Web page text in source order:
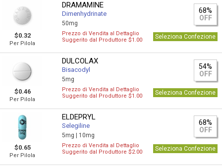
$0.32
Per Pilola
DRAMAMINE
Dimenhydrinate
50mg
68%
OFF
Prezzo di Vendita al Dettaglio
Suggerito dal Produttore $1.00
Seleziona Confezione
$0.46
Per Pilola
DULCOLAX
Bisacodyl
5mg
54%
OFF
Prezzo di Vendita al Dettaglio
Suggerito dal Produttore $1.00
Seleziona Confezione
$0.65
Per Pilola
ELDEPRYL
Selegiline
5mg | 10mg
68%
OFF
Prezzo di Vendita al Dettaglio
Suggerito dal Produttore $2.00
Seleziona Confezione